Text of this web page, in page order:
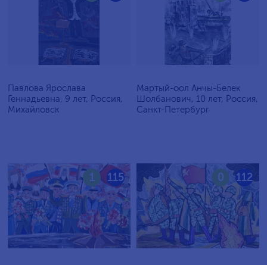
Павлова Ярослава
Геннадьевна, 9 лет, Россия,
Михайловск
Мартый-оол Анчы-Белек
Шолбанович, 10 лет, Россия,
Санкт-Петербург
115
1 112
0